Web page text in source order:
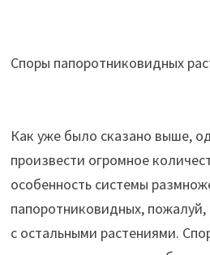
Споры папоротниковидных
Как уже было сказано выше,
произвести огромное
особенность системы
папоротниковидных, пожалуй,
с остальными растениями.